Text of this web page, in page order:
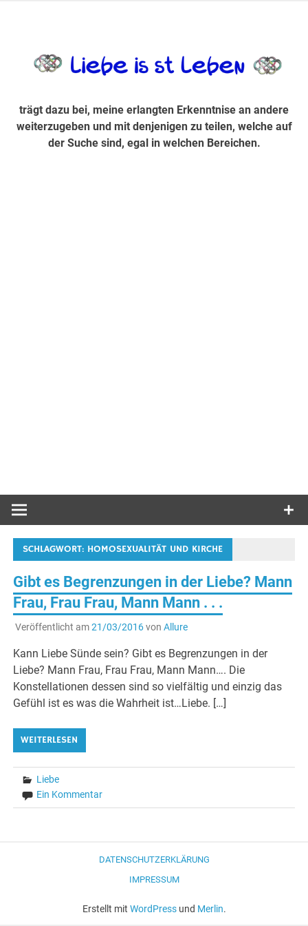
Suche sind, egal in welchen Bereichen.
trägt dazu bei, meine erlangten Erkenntnise an andere
weiterzugeben und mit denjenigen zu teilen, welche auf
der Suche sind, egal in welchen Bereichen.
SCHLAGWORT: HOMOSEXUALITÄT UND KIRCHE
Gibt es Begrenzungen in der Liebe? Mann
Frau, Frau Frau, Mann Mann . . .
Veröffentlicht am21/03/2016von Allure
Kann Liebe Sünde sein? Gibt es Begrenzungen in der
Liebe? Mann Frau, Frau Frau, Mann Mann…. Die
Konstellationen dessen sind so vielfältig und einzig das
Gefühl ist es was die Wahrheit ist…Liebe. […]
WEITERLESEN
Liebe
Ein Kommentar
DATENSCHUTZERKLÄRUNG
IMPRESSUM
Erstellt mit WordPressund Merlin.